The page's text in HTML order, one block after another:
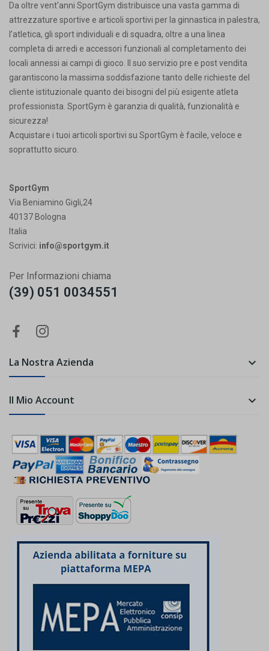
Da oltre vent'anni SportGym distribuisce una vasta gamma di
attrezzature sportive e articoli sportivi per la ginnastica in palestra,
l’atletica, gli sport individuali e di squadra, oltre a una linea
completa di arredi e accessori funzionali al completamento dei
locali annessi ai campi di gioco. Il suo servizio pre e post vendita
garantiscono la massima soddisfazione tanto delle richieste del
cliente istituzionale quanto dei bisogni del più esigente atleta
professionista. SportGym è garanzia di qualità, funzionalità e
sicurezza!
Acquistare i tuoi articoli sportivi su SportGym è facile, veloce e
soprattutto sicuro.
SportGym
Via Beniamino Gigli,24
40137 Bologna
Italia
Scrivici: info@sportgym.it
Per Informazioni chiama
(39) 051 0034551
La Nostra Azienda 
Il Mio Account 